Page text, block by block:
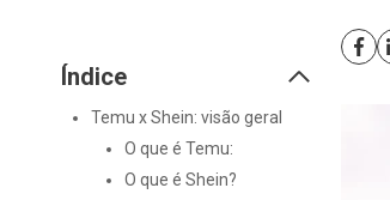
Índice
Temu x Shein: visão geral
O que é Temu:
O que é Shein?